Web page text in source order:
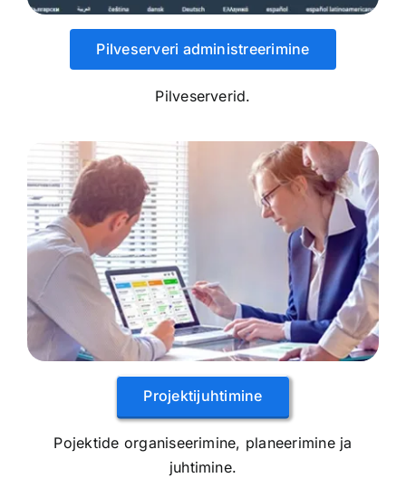
Pilveserveri administreerimine
Pilveserverid.
Projektijuhtimine
Pojektide organiseerimine, planeerimine ja
juhtimine.